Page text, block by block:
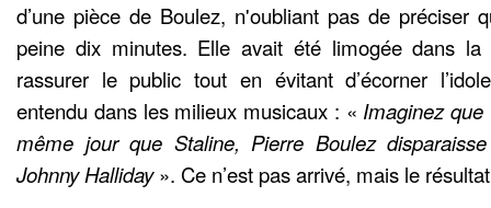
d’une pièce de Boulez, n'oubliant pas de préciser
peine dix minutes. Elle avait été limogée dans la
rassurer le public tout en évitant d’écorner
entendu dans les milieux musicaux : « Imaginez
même jour que Staline, Pierre Boulez
Johnny Halliday». Ce n’est pas arrivé, mais le